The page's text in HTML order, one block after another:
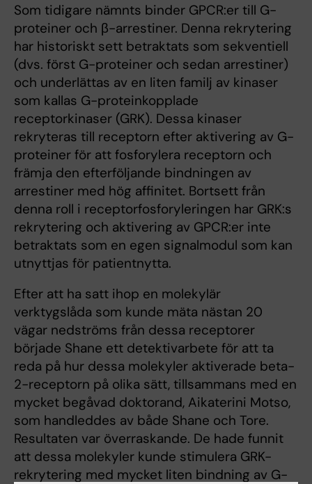
Som tidigare nämnts binder GPCR:er till G-
proteiner och β-arrestiner. Denna rekrytering
har historiskt sett betraktats som sekventiell
(dvs. först G-proteiner och sedan arrestiner)
och underlättas av en liten familj av kinaser
som kallas G-proteinkopplade
receptorkinaser (GRK). Dessa kinaser
rekryteras till receptorn efter aktivering av G-
proteiner för att fosforylera receptorn och
främja den efterföljande bindningen av
arrestiner med hög affinitet. Bortsett från
denna roll i receptorfosforyleringen har GRK:s
rekrytering och aktivering av GPCR:er inte
betraktats som en egen signalmodul som kan
utnyttjas för patientnytta.
Efter att ha satt ihop en molekylär
verktygslåda som kunde mäta nästan 20
vägar nedströms från dessa receptorer
började Shane ett detektivarbete för att ta
reda på hur dessa molekyler aktiverade beta-
2-receptorn på olika sätt, tillsammans med en
mycket begåvad doktorand, Aikaterini Motso,
som handleddes av både Shane och Tore.
Resultaten var överraskande. De hade funnit
att dessa molekyler kunde stimulera GRK-
rekrytering med mycket liten bindning av G-